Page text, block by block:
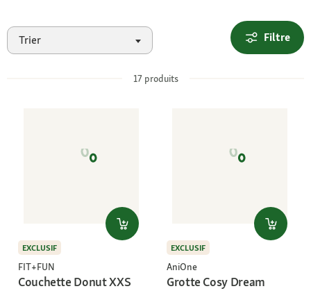
Trier Filtre
17produits
EXCLUSIF
FIT+FUN
Couchette Donut XXS
EXCLUSIF
AniOne
Grotte Cosy Dream